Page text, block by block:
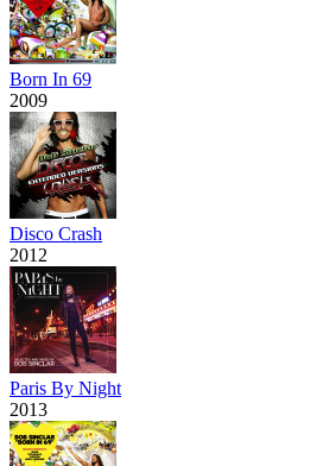
Born In 69
2009
Disco Crash
2012
Paris By Night
2013